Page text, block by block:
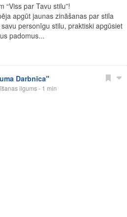
“Viss par Tavu stilu”!
apgūt jaunas zināšanas par stila
personīgu stilu, praktiski apgūsiet
padomus...
Darbnīca"
ilgums - 1 min